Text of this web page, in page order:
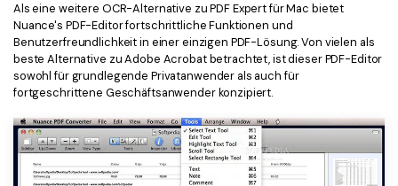
Als eine weitere OCR-Alternative zu PDF Expert für Mac bietet
Nuance's PDF-Editor fortschrittliche Funktionen und
Benutzerfreundlichkeit in einer einzigen PDF-Lösung. Von vielen als
beste Alternative zu Adobe Acrobat betrachtet, ist dieser PDF-Editor
sowohl für grundlegende Privatanwender als auch für
fortgeschrittene Geschäftsanwender konzipiert.